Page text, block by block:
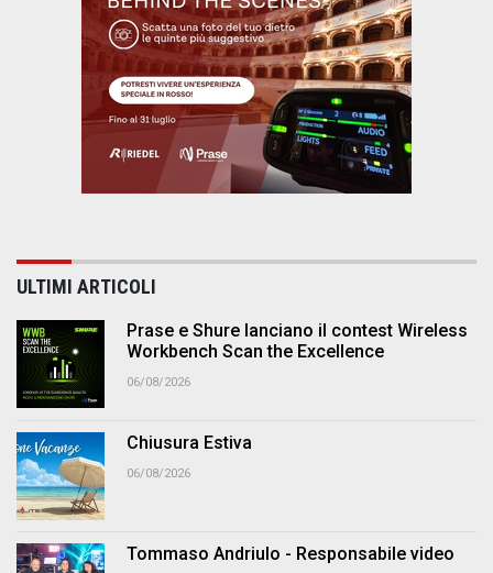
ULTIMI ARTICOLI
Prase e Shure lanciano il contest Wireless
Workbench Scan the Excellence
06/08/2026
Chiusura Estiva
06/08/2026
Tommaso Andriulo - Responsabile video